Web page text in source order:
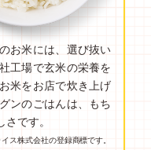
お米には、選び抜い
工場で玄米の栄養を
米をお店で炊き上げ
ンのごはんは、もち
です。
ス株式会社の登録商標です。